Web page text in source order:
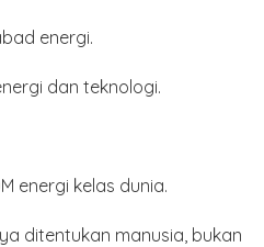
energi.
dan teknologi.
energi kelas dunia.
ditentukan manusia, bukan